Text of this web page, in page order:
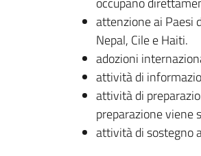
attenzione ai Paesi
Nepal, Cile e Haiti.
adozioni
attività di
attività di
preparazione viene
attività di sostegno